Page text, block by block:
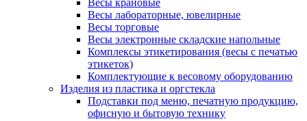
Весы крановые
Весы лабораторные, ювелирные
Весы торговые
Весы электронные складские напольные
Комплексы этикетирования (весы с печатью
этикеток)
Комплектующие к весовому оборудованию
Изделия из пластика и оргстекла
Подставки под меню, печатную продукцию,
офисную и бытовую технику